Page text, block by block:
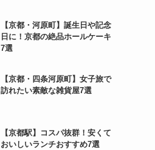
【京都・河原町】誕生日や記念
日に！京都の絶品ホールケーキ
7選
【京都・四条河原町】女子旅で
訪れたい素敵な雑貨屋7選
【京都駅】コスパ抜群！安くて
おいしいランチおすすめ7選